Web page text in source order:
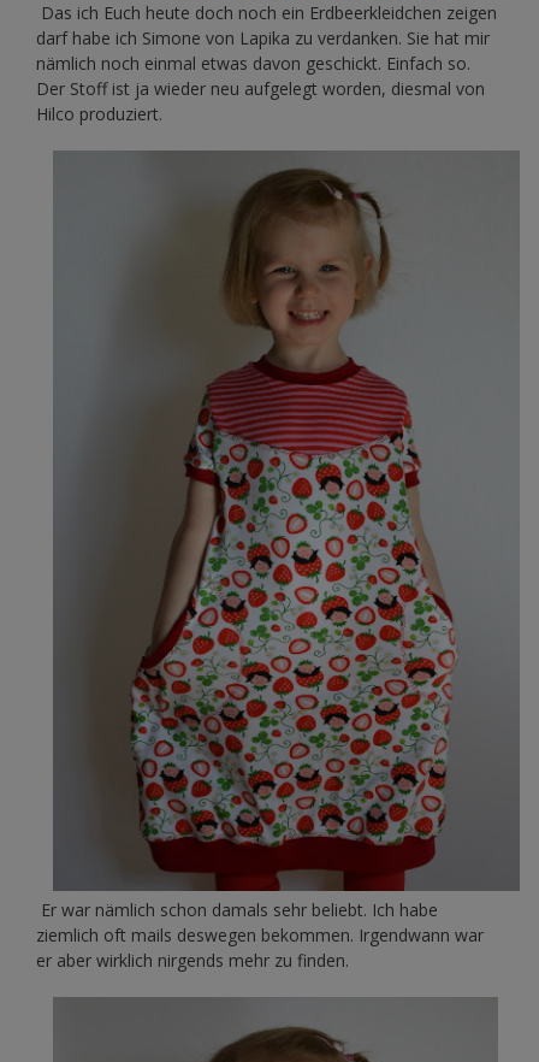
Das ich Euch heute doch noch ein Erdbeerkleidchen zeigen
darf habe ich Simone von Lapika zu verdanken. Sie hat mir
nämlich noch einmal etwas davon geschickt. Einfach so.
Der Stoff ist ja wieder neu aufgelegt worden, diesmal von
Hilco produziert.
Er war nämlich schon damals sehr beliebt. Ich habe
ziemlich oft mails deswegen bekommen. Irgendwann war
er aber wirklich nirgends mehr zu finden.